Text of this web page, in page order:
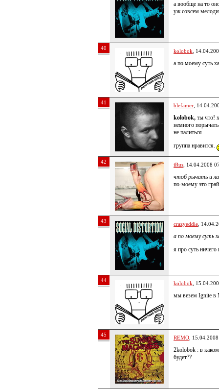
а вообще на то
уж совсем
40 kolobok ,
а по моему суть
41 blefamer ,
kolobok, ты что!
немного
не палиться.
группа нравится.
42 iRus , 14.04.2008
чтоб рычать и
по-моему это
43 crazyeddie ,
а по моему суть
я про суть
44 kolobok ,
мы везем Ignite в
45 REMO ,
2kolobok : в каком
будет??